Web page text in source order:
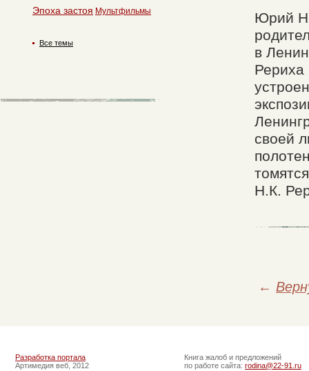
Юрий
в
Рериха
своей
Н.К.
←
Эпоха застоя Мультфильмы
Все темы
Разработка портала
Артимедия веб, 2012
Книга жалоб и предложений
по работе сайта: rodina@22-91.ru